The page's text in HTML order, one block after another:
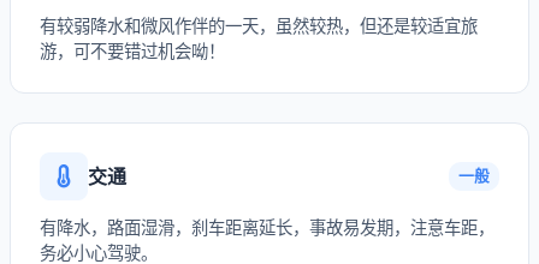
有较弱降水和微风作伴的一天，虽然较热，但还是较适宜旅
游，可不要错过机会呦！
交通 一般
有降水，路面湿滑，刹车距离延长，事故易发期，注意车距，
务必小心驾驶。